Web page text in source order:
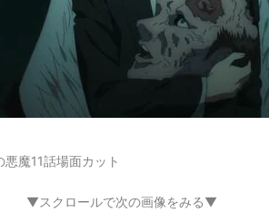
魔11話場面カット
▼スクロールで次の画像をみる▼